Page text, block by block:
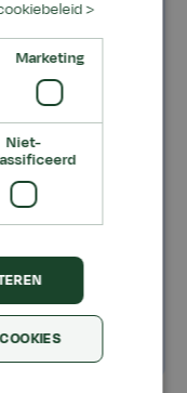
>
Marketing
Niet-